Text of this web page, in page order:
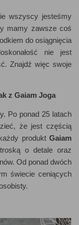
wszyscy jesteśmy
mamy zawsze coś
do osiągnięcia
nie jest
Znajdź więc swoje
z Gaiam Joga
Po ponad 25 latach
że jest częścią
produkt Gaiam
o detale oraz
Od ponad dwóch
świecie ceniących